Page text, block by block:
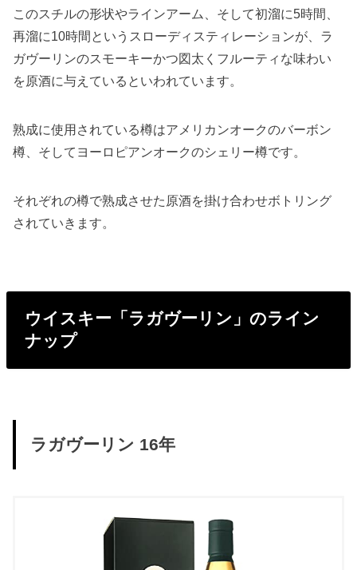
このスチルの形状やラインアーム、そして初溜に5時間、
再溜に10時間というスローディスティレーションが、ラ
ガヴーリンのスモーキーかつ図太くフルーティな味わい
を原酒に与えているといわれています。
熟成に使用されている樽はアメリカンオークのバーボン
樽、そしてヨーロピアンオークのシェリー樽です。
それぞれの樽で熟成させた原酒を掛け合わせボトリング
されていきます。
ウイスキー「ラガヴーリン」のライン
ナップ
ラガヴーリン 16年